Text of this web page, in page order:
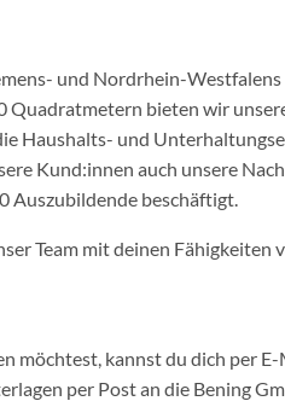
und Nordrhein-
Quadratmetern bieten wir
Haushalts- und
Kund:innen auch unsere
Auszubildende beschäftigt.
Team mit deinen Fähigkeiten
möchtest, kannst du dich per
per Post an die Bening